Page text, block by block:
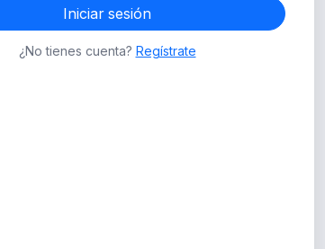
Iniciar sesión
¿No tienes cuenta? Regístrate